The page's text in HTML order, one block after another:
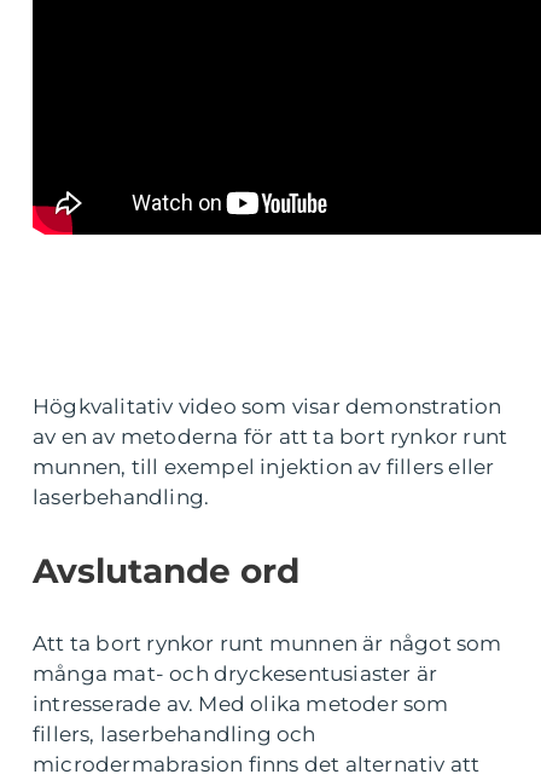
Högkvalitativ video som visar demonstration
av en av metoderna för att ta bort rynkor runt
munnen, till exempel injektion av fillers eller
laserbehandling.
Avslutande ord
Att ta bort rynkor runt munnen är något som
många mat- och dryckesentusiaster är
intresserade av. Med olika metoder som
fillers, laserbehandling och
microdermabrasion finns det alternativ att